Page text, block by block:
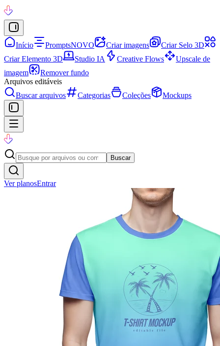
Início PromptsNOVO Criar imagens
Criar Selo 3D
Criar Elemento 3D
Studio IA Creative Flows
Upscale de
imagem
Remover fundo
Arquivos editáveis
Buscar arquivos
Categorias Coleções Mockups
Buscar
Ver planosEntrar